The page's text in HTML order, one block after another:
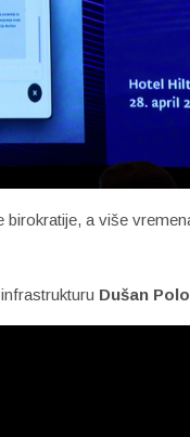
birokratije, a više
Dušan